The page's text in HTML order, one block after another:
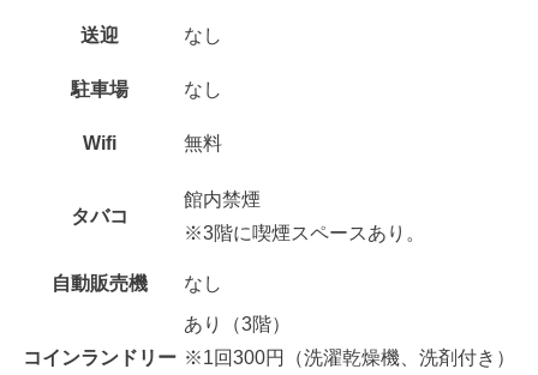
送迎 なし
駐車場 なし
Wifi 無料
タバコ
館内禁煙
※3階に喫煙スペースあり。
自動販売機 なし
コインランドリー
あり（3階）
※1回300円（洗濯乾燥機、洗剤付き）